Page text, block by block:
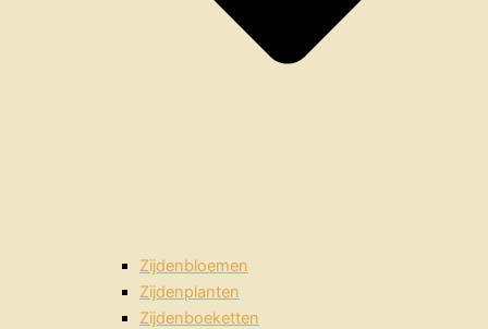
Zijdenbloemen
Zijdenplanten
Zijdenboeketten